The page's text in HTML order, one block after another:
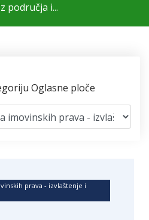
područja i...
Oglasne ploče
prava - izvlaštenje i